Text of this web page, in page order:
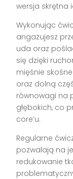
wersja skrętna
Wykonując
angażujesz
uda oraz
się dzięki
mięśnie
oraz dolną
równowagi na
głębokich, co
core’u.
Regularne
pozwalają na
redukowanie